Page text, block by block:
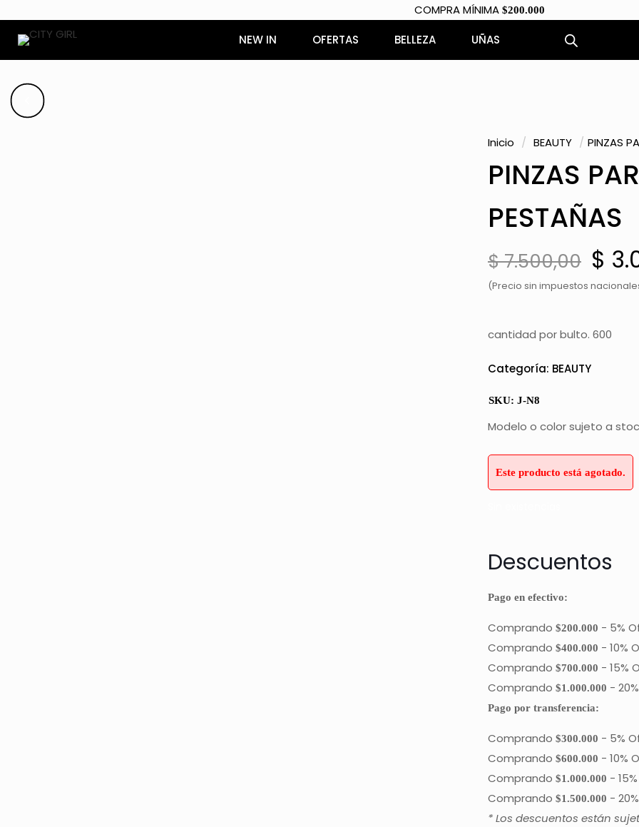
COMPRA MÍNIMA $200.000
NEW IN OFERTAS BELLEZA UÑAS
Inicio / BEAUTY / PINZAS
PINZAS
PESTAÑAS
$7.500,00 El
$
$
(Precio sin impuestos
cantidad por bulto. 600
Categoría: BEAUTY
SKU: J-N8
Modelo o color sujeto a
Este producto está agotado.
Descuentos
Pago en efectivo:
Comprando $200.000 - 5%
Comprando $400.000 - 10%
Comprando $700.000 - 15%
Comprando $1.000.000 -
Pago por transferencia:
Comprando $300.000 - 5%
Comprando $600.000 - 10%
Comprando $1.000.000 -
Comprando $1.500.000 -
* Los descuentos están